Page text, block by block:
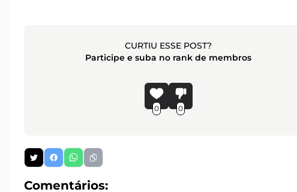
CURTIU ESSE POST?
Participe e suba no rank de membros
0 0
Comentários: